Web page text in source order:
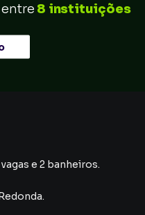
8 instituições
e 2 banheiros.
.